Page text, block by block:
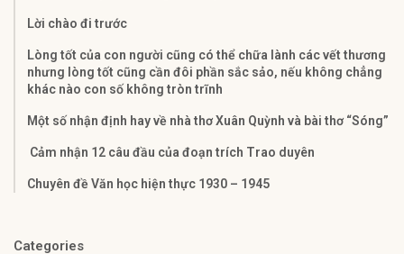
Lời chào đi trước
Lòng tốt của con người cũng có thể chữa lành các vết thương
nhưng lòng tốt cũng cần đôi phần sắc sảo, nếu không chẳng
khác nào con số không tròn trĩnh
Một số nhận định hay về nhà thơ Xuân Quỳnh và bài thơ “Sóng”
Cảm nhận 12 câu đầu của đoạn trích Trao duyên
Chuyên đề Văn học hiện thực 1930 – 1945
Categories